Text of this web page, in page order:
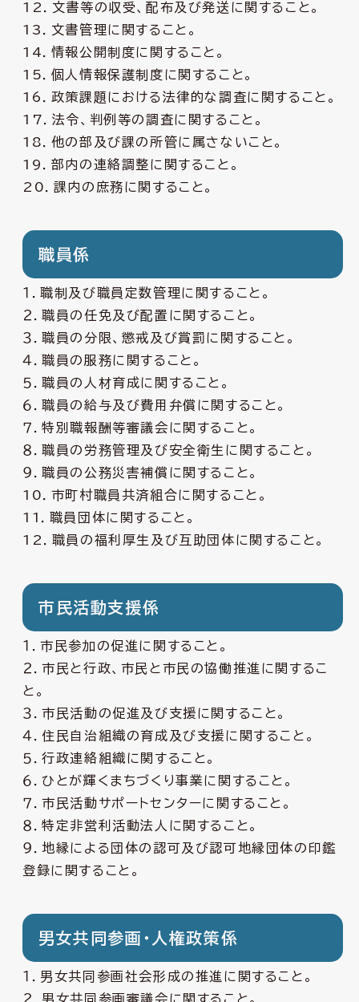
12．文書等の収受、配布及び発送に関すること。
13．文書管理に関すること。
14．情報公開制度に関すること。
15．個人情報保護制度に関すること。
16．政策課題における法律的な調査に関すること。
17．法令、判例等の調査に関すること。
18．他の部及び課の所管に属さないこと。
19．部内の連絡調整に関すること。
20．課内の庶務に関すること。
職員係
１．職制及び職員定数管理に関すること。
２．職員の任免及び配置に関すること。
３．職員の分限、懲戒及び賞罰に関すること。
４．職員の服務に関すること。
５．職員の人材育成に関すること。
６．職員の給与及び費用弁償に関すること。
７．特別職報酬等審議会に関すること。
８．職員の労務管理及び安全衛生に関すること。
９．職員の公務災害補償に関すること。
10．市町村職員共済組合に関すること。
11．職員団体に関すること。
12．職員の福利厚生及び互助団体に関すること。
市民活動支援係
１．市民参加の促進に関すること。
２．市民と行政、市民と市民の協働推進に関するこ
と。
３．市民活動の促進及び支援に関すること。
４．住民自治組織の育成及び支援に関すること。
５．行政連絡組織に関すること。
６．ひとが輝くまちづくり事業に関すること。
７．市民活動サポートセンターに関すること。
８．特定非営利活動法人に関すること。
９．地縁による団体の認可及び認可地縁団体の印鑑
登録に関すること。
男女共同参画・人権政策係
１．男女共同参画社会形成の推進に関すること。
２．男女共同参画審議会に関すること。